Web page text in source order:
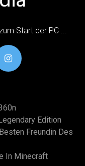
Start der PC ...
Edition
Freundin Des
In Minecraft